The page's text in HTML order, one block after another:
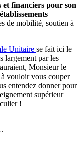
financiers pour son
de mobilité, soutien à
Unitaire se fait ici le
largement par les
Monsieur le
vouloir vous couper
entendez donner pour
supérieur
!